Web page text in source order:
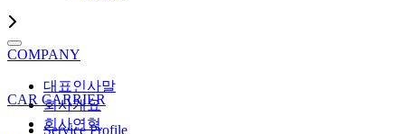
COMPANY
대표인사말
회사개요
회사연혁
CAR CARRIER
Service Profile